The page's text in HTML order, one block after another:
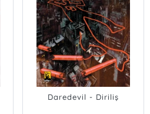
Daredevil - Diriliş